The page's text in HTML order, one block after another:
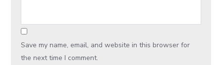
Save my name, email, and website in this browser for
the next time I comment.